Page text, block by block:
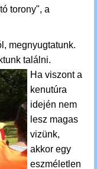
torony", a
megnyugtatunk.
találni.
Ha viszont a
kenutúra
idején nem
lesz magas
vizünk,
akkor egy
eszméletlen